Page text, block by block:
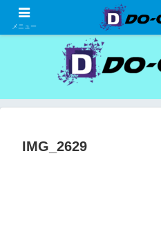
高級ホテルの格安
IMG_2629
メニュー